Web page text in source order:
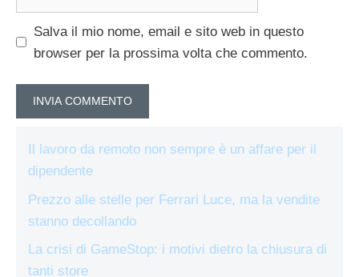
Salva il mio nome, email e sito web in questo
browser per la prossima volta che commento.
Il lavoro da remoto non sempre è un affare per il
dipendente
Prezzo alle stelle per Ferrari Luce, ma la vendite
stanno decollando
La crisi di GameStop: i motivi dietro la chiusura di
tanti store